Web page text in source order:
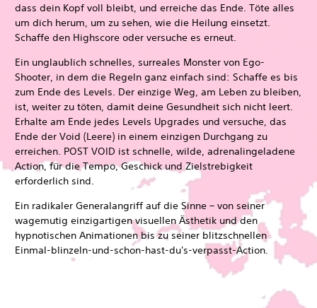
dass dein Kopf voll bleibt, und erreiche das Ende. Töte alles
um dich herum, um zu sehen, wie die Heilung einsetzt.
Schaffe den Highscore oder versuche es erneut.
Ein unglaublich schnelles, surreales Monster von Ego-
Shooter, in dem die Regeln ganz einfach sind: Schaffe es bis
zum Ende des Levels. Der einzige Weg, am Leben zu bleiben,
ist, weiter zu töten, damit deine Gesundheit sich nicht leert.
Erhalte am Ende jedes Levels Upgrades und versuche, das
Ende der Void (Leere) in einem einzigen Durchgang zu
erreichen. POST VOID ist schnelle, wilde, adrenalingeladene
Action, für die Tempo, Geschick und Zielstrebigkeit
erforderlich sind.
Ein radikaler Generalangriff auf die Sinne – von seiner
wagemutig einzigartigen visuellen Ästhetik und den
hypnotischen Animationen bis zu seiner blitzschnellen
Einmal-blinzeln-und-schon-hast-du's-verpasst-Action.